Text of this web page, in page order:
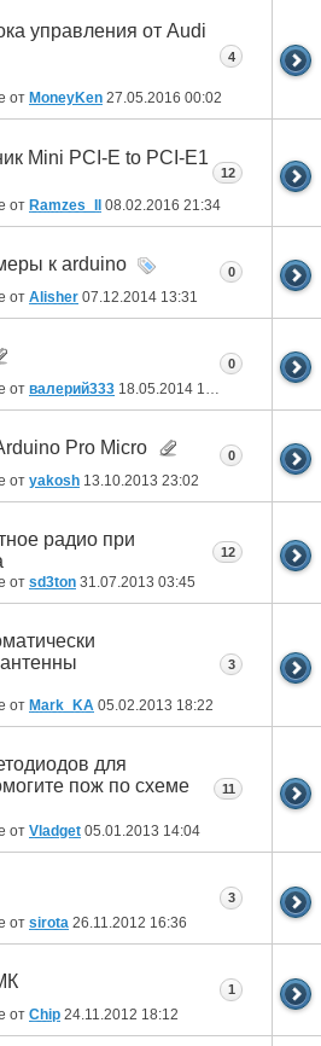
управления от Audi
от MoneyKen 27.05.2016 00:02
4
Mini PCI-E to PCI-E1
от Ramzes_II 08.02.2016 21:34
12
к arduino
от Alisher 07.12.2014 13:31
0
от валерий333 18.05.2014 12:16
0
Pro Micro
от yakosh 13.10.2013 23:02
0
радио при
от sd3ton 31.07.2013 03:45
12
от Mark_KA 05.02.2013 18:22
3
для
пож по схеме
от Vladget 05.01.2013 14:04
11
от sirota 26.11.2012 16:36
3
от Chip 24.11.2012 18:12
1